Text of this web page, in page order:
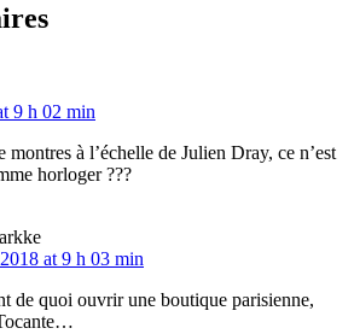
9 h 02 min
à l’échelle de Julien Dray, ce n’est
horloger ???
at 9 h 03 min
de quoi ouvrir une boutique parisienne,